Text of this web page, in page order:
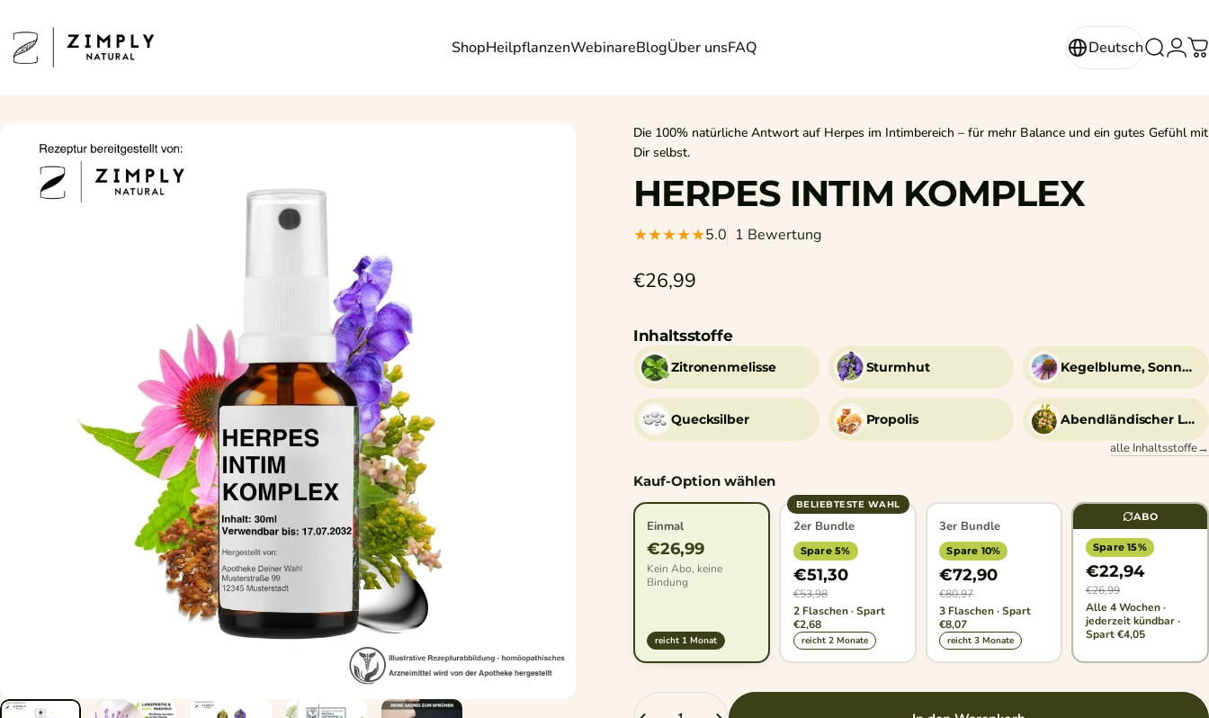
Zimply Natural ShopHeilpflanzenWebinareBlogÜber unsFAQ Deutsch Suche
Login
Die 100% natürliche Antwort auf Herpes im Intimbereich – für mehr Balance und ein gutes Gefühl mit
Dir selbst.
HERPES INTIM KOMPLEX
5.0 1 Bewertung1 Bewertungen insgesamt
€26,99
Inhaltsstoffe
Zitronenmelisse Sturmhut Kegelblume, Sonnenhut
Quecksilber Propolis
Abendländischer Lebensbaum
alle Inhaltsstoffe→
Kauf-Option wählen
Einmal
€26,99
Kein Abo, keine
Bindung
reicht 1 Monat
BELIEBTESTE WAHL
2er Bundle
Spare 5%
€51,30
€53,98
2 Flaschen · Spart
€2,68
reicht 2 Monate
3er Bundle
Spare 10%
€72,90
€80,97
3 Flaschen · Spart
€8,07
reicht 3 Monate
ABO
Spare 15%
€22,94
€26,99
Alle 4 Wochen ·
jederzeit kündbar ·
Spart €4,05
Anzahl